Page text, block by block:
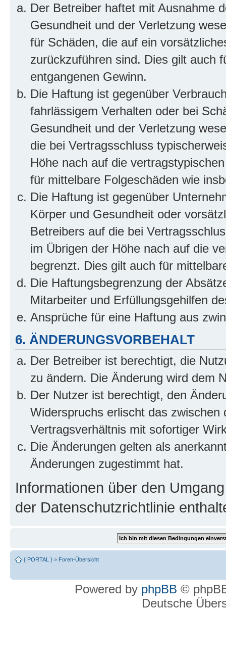
Der Betreiber haftet mit Ausnahme
Gesundheit und der Verletzung
für Schäden, die auf ein
zurückzuführen sind. Dies gilt auch
entgangenen Gewinn.
Die Haftung ist gegenüber
fahrlässigem Verhalten oder bei
Gesundheit und der Verletzung
die bei Vertragsschluss
Höhe nach auf die
für mittelbare Folgeschäden wie
Die Haftung ist gegenüber
Körper und Gesundheit oder
Betreibers auf die bei
im Übrigen der Höhe nach auf die
begrenzt. Dies gilt auch für
Die Haftungsbegrenzung der
Mitarbeiter und Erfüllungsgehilfen
Ansprüche für eine Haftung aus
6. ÄNDERUNGSVORBEHALT
Der Betreiber ist berechtigt, die
zu ändern. Die Änderung wird dem
Der Nutzer ist berechtigt, den
Widerspruchs erlischt das
Vertragsverhältnis mit sofortiger
Die Änderungen gelten als
Änderungen zugestimmt hat.
Informationen über den
der Datenschutzrichtlinie
{ PORTAL } » Foren-Übersicht
Powered by phpBB ©
Deutsche